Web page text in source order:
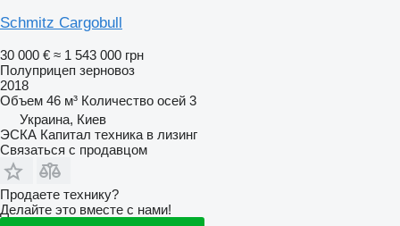
Schmitz Cargobull
30 000 € ≈ 1 543 000 грн
Полуприцеп зерновоз
2018
Объем 46 м³ Количество осей 3
Украина, Киев
ЭСКА Капитал техника в лизинг
Связаться с продавцом
Продаете технику?
Делайте это вместе с нами!